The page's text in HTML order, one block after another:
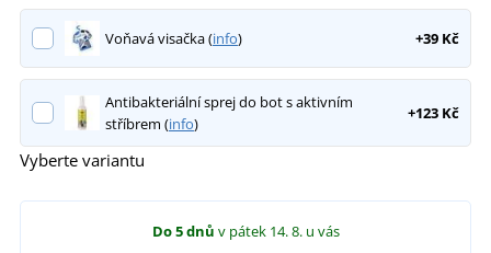
Voňavá visačka (info) +39 Kč
Antibakteriální sprej do bot s aktivním
stříbrem (info)
+123 Kč
Vyberte variantu
Do 5 dnů v pátek 14. 8. u vás